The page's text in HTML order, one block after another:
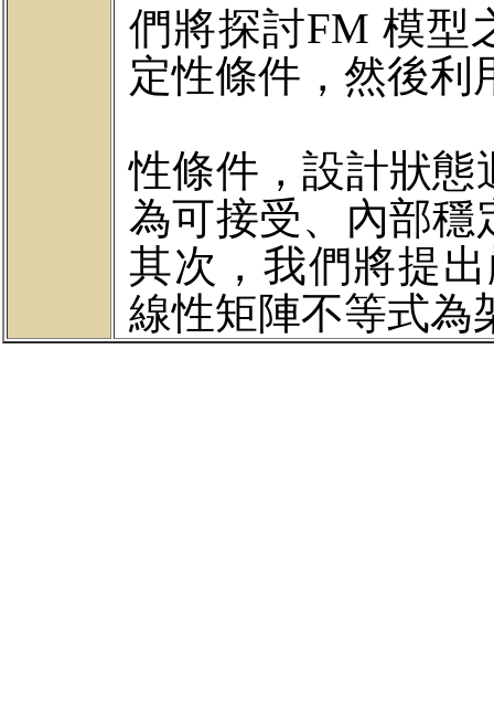
們將探討FM 模型
定性條件， 然後利
性條件，設計狀態
為可接受、 內部穩
其次，我們將提
線性矩陣不等式為